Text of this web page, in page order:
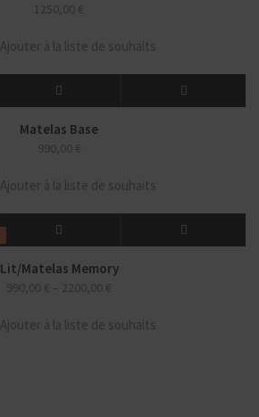
1250,00 €
Ajouter à la liste de souhaits
Matelas Base
990,00 €
Ajouter à la liste de souhaits
Lit/Matelas Memory
990,00 € – 2200,00 €
Ajouter à la liste de souhaits